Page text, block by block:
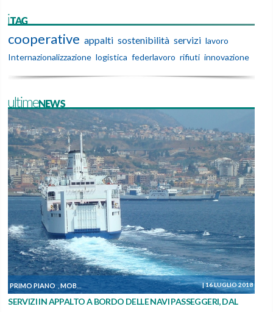
iTAG
cooperative appalti sostenibilità servizi lavoro
Internazionalizzazione logistica federlavoro rifiuti innovazione
ultimeNEWS
PRIMO PIANO MOBILITÀ, TRASPORTO E LOGISTICA ,PERSONALE DIPENDENTE
|16 LUGLIO 2018
SERVIZI IN APPALTO A BORDO DELLE NAVI PASSEGGERI, DAL